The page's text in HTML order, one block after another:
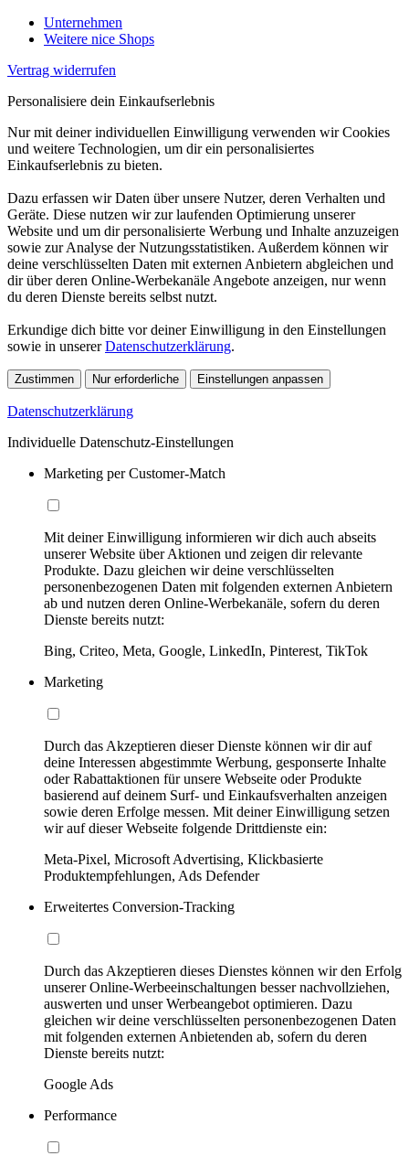
Unternehmen
Weitere nice Shops
Vertrag widerrufen
Personalisiere dein Einkaufserlebnis
Nur mit deiner individuellen Einwilligung verwenden wir Cookies
und weitere Technologien, um dir ein personalisiertes
Einkaufserlebnis zu bieten.
Dazu erfassen wir Daten über unsere Nutzer, deren Verhalten und
Geräte. Diese nutzen wir zur laufenden Optimierung unserer
Website und um dir personalisierte Werbung und Inhalte anzuzeigen
sowie zur Analyse der Nutzungsstatistiken. Außerdem können wir
deine verschlüsselten Daten mit externen Anbietern abgleichen und
dir über deren Online-Werbekanäle Angebote anzeigen, nur wenn
du deren Dienste bereits selbst nutzt.
Erkundige dich bitte vor deiner Einwilligung in den Einstellungen
sowie in unsererDatenschutzerklärung.
Zustimmen Nur erforderliche Einstellungen anpassen
Datenschutzerklärung
Individuelle Datenschutz-Einstellungen
Marketing per Customer-Match
Mit deiner Einwilligung informieren wir dich auch abseits
unserer Website über Aktionen und zeigen dir relevante
Produkte. Dazu gleichen wir deine verschlüsselten
personenbezogenen Daten mit folgenden externen Anbietern
ab und nutzen deren Online-Werbekanäle, sofern du deren
Dienste bereits nutzt:
Bing, Criteo, Meta, Google, LinkedIn, Pinterest, TikTok
Marketing
Durch das Akzeptieren dieser Dienste können wir dir auf
deine Interessen abgestimmte Werbung, gesponserte Inhalte
oder Rabattaktionen für unsere Webseite oder Produkte
basierend auf deinem Surf- und Einkaufsverhalten anzeigen
sowie deren Erfolge messen. Mit deiner Einwilligung setzen
wir auf dieser Webseite folgende Drittdienste ein:
Meta-Pixel, Microsoft Advertising, Klickbasierte
Produktempfehlungen, Ads Defender
Erweitertes Conversion-Tracking
Durch das Akzeptieren dieses Dienstes können wir den Erfolg
unserer Online-Werbeeinschaltungen besser nachvollziehen,
auswerten und unser Werbeangebot optimieren. Dazu
gleichen wir deine verschlüsselten personenbezogenen Daten
mit folgenden externen Anbietenden ab, sofern du deren
Dienste bereits nutzt:
Google Ads
Performance